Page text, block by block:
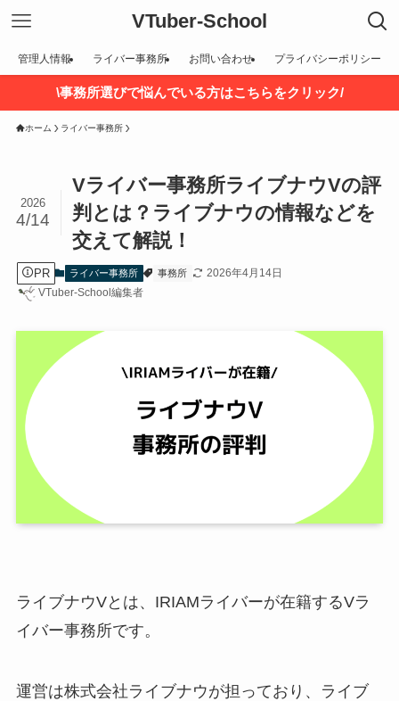
VTuber-School
管理人情報 ライバー事務所 お問い合わせ プライバシーポリシー
\事務所選びで悩んでいる方はこちらをクリック/
ホーム ライバー事務所
Vライバー事務所ライブナウVの評
判とは？ライブナウの情報などを
交えて解説！
2026
4/14
PR ライバー事務所 事務所
2026年4月14日
VTuber-School編集者
ライブナウVとは、IRIAMライバーが在籍するVラ
イバー事務所です。
運営は株式会社ライブナウが担っており、ライブ